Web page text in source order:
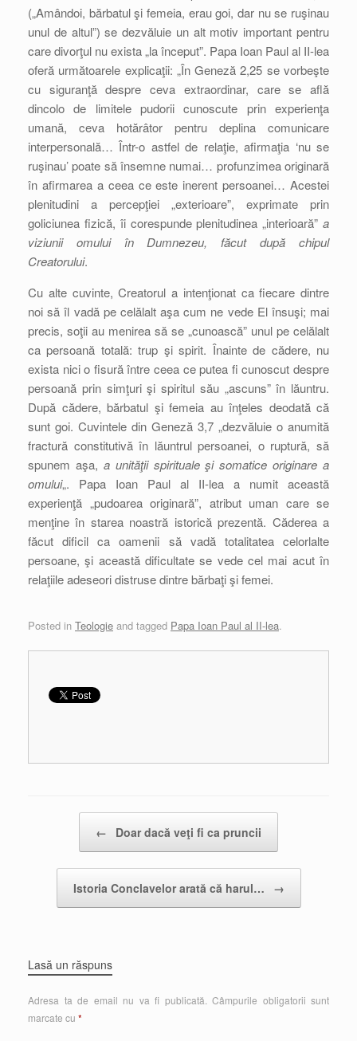
(„Amândoi, bărbatul şi femeia, erau goi, dar nu se ruşinau
unul de altul”) se dezvăluie un alt motiv important pentru
care divorţul nu exista „la început”. Papa Ioan Paul al II-lea
oferă următoarele explicaţii: „În Geneză 2,25 se vorbeşte
cu siguranţă despre ceva extraordinar, care se află
dincolo de limitele pudorii cunoscute prin experienţa
umană, ceva hotărâtor pentru deplina comunicare
interpersonală… Într-o astfel de relaţie, afirmaţia ‘nu se
ruşinau’ poate să însemne numai… profunzimea originară
în afirmarea a ceea ce este inerent persoanei… Acestei
plenitudini a percepţiei „exterioare”, exprimate prin
goliciunea fizică, îi corespunde plenitudinea „interioară” a
viziunii omului în Dumnezeu, făcut după chipul
Creatorului.
Cu alte cuvinte, Creatorul a intenţionat ca fiecare dintre
noi să îl vadă pe celălalt aşa cum ne vede El însuşi; mai
precis, soţii au menirea să se „cunoască” unul pe celălalt
ca persoană totală: trup şi spirit. Înainte de cădere, nu
exista nici o fisură între ceea ce putea fi cunoscut despre
persoană prin simţuri şi spiritul său „ascuns” în lăuntru.
După cădere, bărbatul şi femeia au înţeles deodată că
sunt goi. Cuvintele din Geneză 3,7 „dezvăluie o anumită
fractură constitutivă în lăuntrul persoanei, o ruptură, să
spunem aşa, a unităţii spirituale şi somatice originare a
omului„. Papa Ioan Paul al II-lea a numit această
experienţă „pudoarea originară”, atribut uman care se
menţine în starea noastră istorică prezentă. Căderea a
făcut dificil ca oamenii să vadă totalitatea celorlalte
persoane, şi această dificultate se vede cel mai acut în
relaţiile adeseori distruse dintre bărbaţi şi femei.
Posted in Teologie and tagged Papa Ioan Paul al II-lea.
← Doar dacă veţi fi ca pruncii
Istoria Conclavelor arată că harul… →
Lasă un răspuns
Adresa ta de email nu va fi publicată. Câmpurile obligatorii sunt
marcate cu *